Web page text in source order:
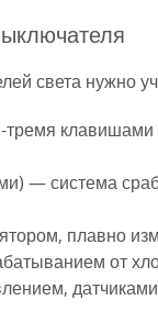
света нужно
клавишами
— система
плавно
от